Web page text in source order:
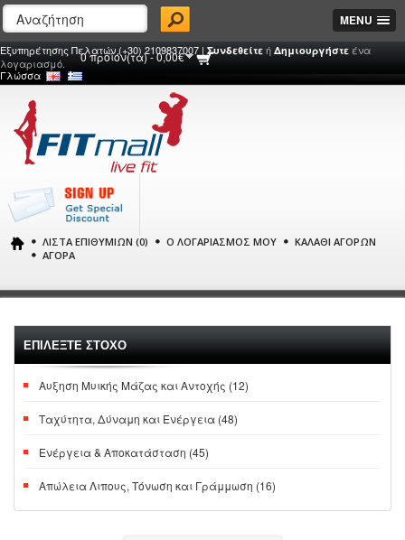
MENU
Γλώσσα
0 προϊόν(τα) - 0,00€
Εξυπηρέτησης Πελατών (+30) 2109837007 | Συνδεθείτε ή Δημιουργήστε ένα
λογαριασμό.
ΛΊΣΤΑ ΕΠΙΘΥΜΙΏΝ (0) Ο ΛΟΓΑΡΙΑΣΜΌΣ ΜΟΥ
ΚΑΛΆΘΙ ΑΓΟΡΏΝ
ΑΓΟΡΆ
ΕΠΙΛΕΞΤΕ ΣΤΟΧΟ
Αυξηση Μυικής Μάζας και Αντοχής (12)
Ταχύτητα, Δύναμη και Ενέργεια (48)
Ενέργεια & Αποκατάσταση (45)
Απώλεια Λιπους, Τόνωση και Γράμμωση (16)